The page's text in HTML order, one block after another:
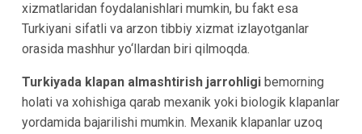
xizmatlaridan foydalanishlari mumkin, bu fakt esa
Turkiyani sifatli va arzon tibbiy xizmat izlayotganlar
orasida mashhur yo‘llardan biri qilmoqda.
Turkiyada klapan almashtirish jarrohligi bemorning
holati va xohishiga qarab mexanik yoki biologik klapanlar
yordamida bajarilishi mumkin. Mexanik klapanlar uzoq